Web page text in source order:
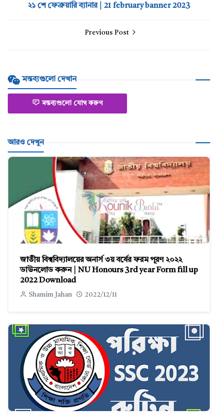
২১ শে ফেব্রুয়ারি ব্যানার | 21 february banner 2023
Previous Post
মন্তব্যগুলো দেখান
মন্তব্যগুলো যোগ করুণ
আরও দেখুন
জাতীয় বিশ্ববিদ্যালয়ের অনার্স ৩য় বর্ষের ফরম পূরণ ২০২২
ডাউনলোড করুন | NU Honours 3rd year Form fill up
2022 Download
Shamim Jahan 2022/12/11